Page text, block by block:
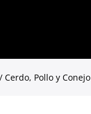
/Cerdo, Pollo y Conejo